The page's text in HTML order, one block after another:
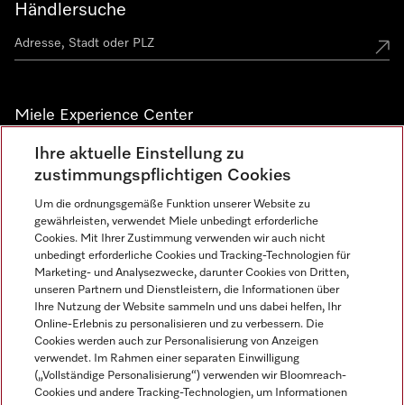
Händlersuche
Miele Experience Center
Alle Miele Experience Center anzeigen
Newsletter
Miele auf Instagram
Miele auf Facebook
Miele auf Youtube
Ihre aktuelle Einstellung zu
zustimmungspflichtigen Cookies
Um die ordnungsgemäße Funktion unserer Website zu
gewährleisten, verwendet Miele unbedingt erforderliche
Cookies. Mit Ihrer Zustimmung verwenden wir auch nicht
unbedingt erforderliche Cookies und Tracking-Technologien für
Marketing- und Analysezwecke, darunter Cookies von Dritten,
unseren Partnern und Dienstleistern, die Informationen über
Ihre Nutzung der Website sammeln und uns dabei helfen, Ihr
Online-Erlebnis zu personalisieren und zu verbessern. Die
Cookies werden auch zur Personalisierung von Anzeigen
verwendet. Im Rahmen einer separaten Einwilligung
(„Vollständige Personalisierung“) verwenden wir Bloomreach-
Cookies und andere Tracking-Technologien, um Informationen